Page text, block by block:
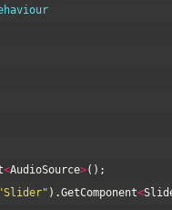
<AudioSource>( ) ;
"Slider" ) .GetComponent<